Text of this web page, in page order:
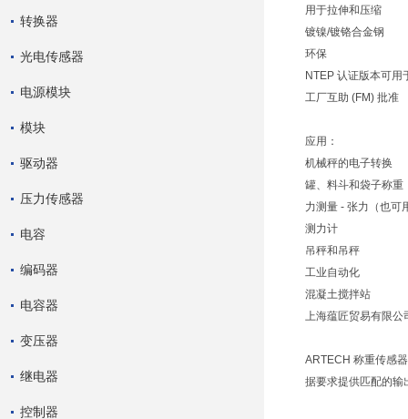
转换器
光电传感器
电源模块
模块
驱动器
压力传感器
电容
编码器
电容器
变压器
继电器
控制器
用于拉伸和压缩
镀镍/镀铬合金钢
环保
NTEP 认证版本可用
工厂互助 (FM) 批准
应用：
机械秤的电子转换
罐、料斗和袋子称重
力测量 - 张力（也可
测力计
吊秤和吊秤
工业自动化
混凝土搅拌站
上海蕴匠贸易有限公
ARTECH 称重传感
据要求提供匹配的输